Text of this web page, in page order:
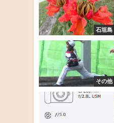
石垣島
その他